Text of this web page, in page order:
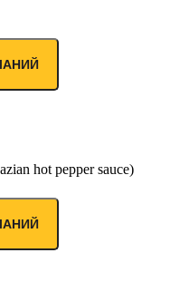
hot pepper sauce)